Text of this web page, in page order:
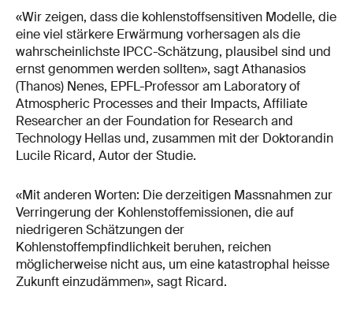
«Wir zeigen, dass die kohlenstoffsensitiven Modelle, die
eine viel stärkere Erwärmung vorhersagen als die
wahrscheinlichste IPCC-Schätzung, plausibel sind und
ernst genommen werden sollten», sagt Athanasios
(Thanos) Nenes, EPFL-Professor am Laboratory of
Atmospheric Processes and their Impacts, Affiliate
Researcher an der Foundation for Research and
Technology Hellas und, zusammen mit der Doktorandin
Lucile Ricard, Autor der Studie.
«Mit anderen Worten: Die derzeitigen Massnahmen zur
Verringerung der Kohlenstoffemissionen, die auf
niedrigeren Schätzungen der
Kohlenstoffempfindlichkeit beruhen, reichen
möglicherweise nicht aus, um eine katastrophal heisse
Zukunft einzudämmen», sagt Ricard.